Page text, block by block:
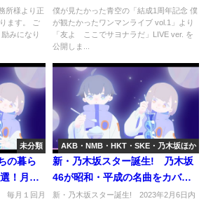
BDの対
々木く
抜き ブ
所様より正
ます。 ご
みになり
僕が見たかった青空の「結成1周年記念 僕
が観たかったワンマンライブ vol.1」より
「友よ ここでサヨナラだ」LIVE ver. を
公開しま...
未分類
の暮ら
！月イ
放送＞
毎月１回月
AKB・NMB・HKT・SKE・乃木坂ほか
新・乃木坂スター誕生! 乃木坂
46が昭和・平成の名曲をカバー
で熱唱 2月6日
新・乃木坂スター誕生! 2023年2月6日内